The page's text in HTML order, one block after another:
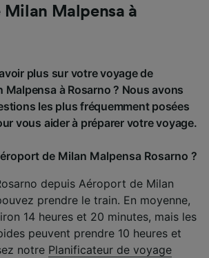
Malpensa à
plus sur votre voyage de
Malpensa à Rosarno ? Nous avons
les plus fréquemment posées
vous aider à préparer votre voyage.
de Milan Malpensa Rosarno ?
depuis Aéroport de Milan
prendre le train. En moyenne,
14 heures et 20 minutes, mais les
peuvent prendre 10 heures et
notre Planificateur de voyage